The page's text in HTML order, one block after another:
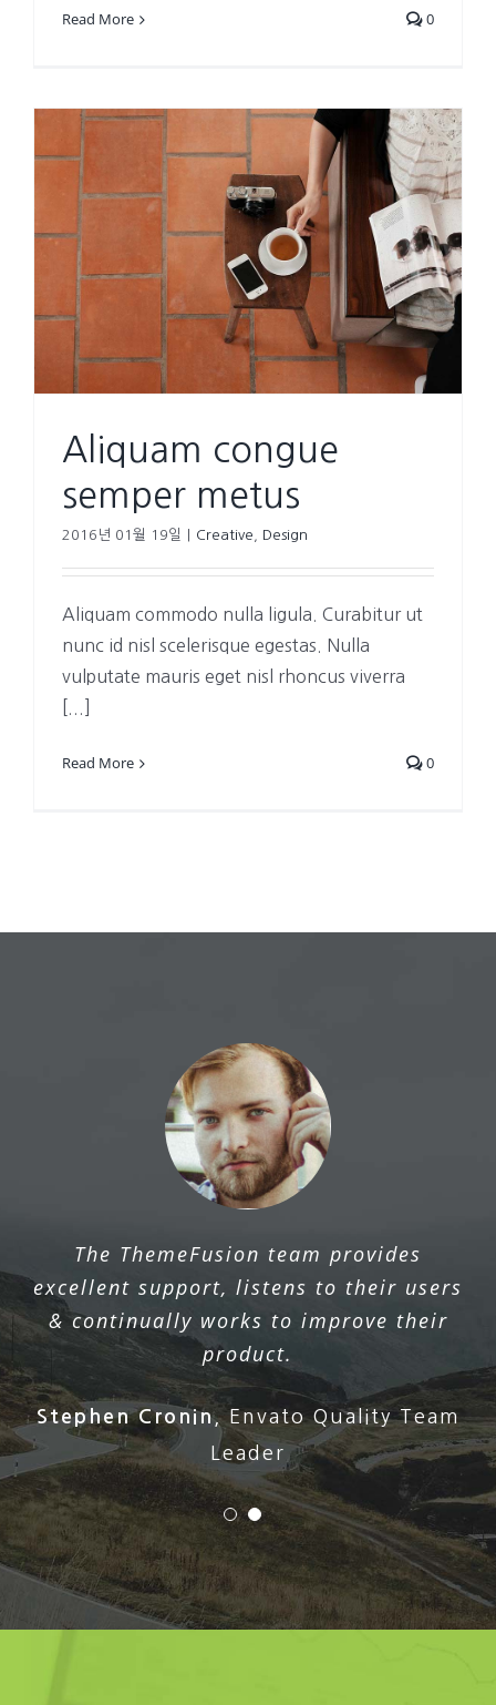
Read More 0
Aliquam congue
semper metus
2016년 01월 19일 Creative Design
Aliquam commodo nulla ligula. Curabitur ut
nunc id nisl scelerisque egestas. Nulla
vulputate mauris eget nisl rhoncus viverra
Read More 0
The ThemeFusion team provides
excellent support, listens to their users
& continually works to improve their
product.
Stephen Cronin,Envato Quality Team
Leader